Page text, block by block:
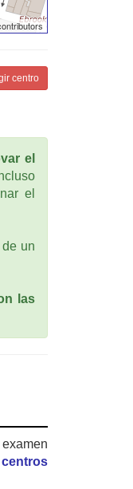
centro
el
el
un
las
centros